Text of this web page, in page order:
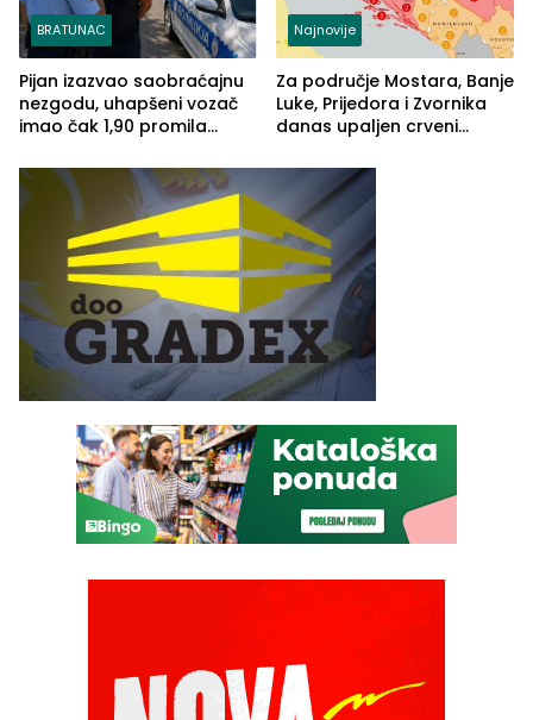
BRATUNAC
Pijan izazvao saobraćajnu
nezgodu, uhapšeni vozač
imao čak 1,90 promila
Najnovije
Za područje Mostara, Banje
Luke, Prijedora i Zvornika
danas upaljen crveni